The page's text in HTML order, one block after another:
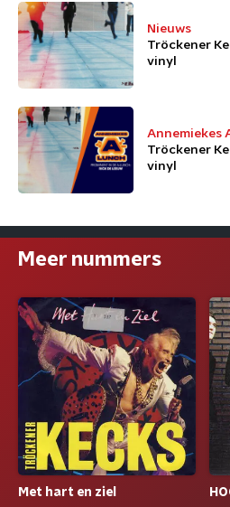
Nieuws
Tröckener
vinyl
Annemiekes
Tröckener
vinyl
Meer nummers
Met hart en ziel